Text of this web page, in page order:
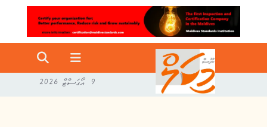
9 އޯގަސްޓް 2026